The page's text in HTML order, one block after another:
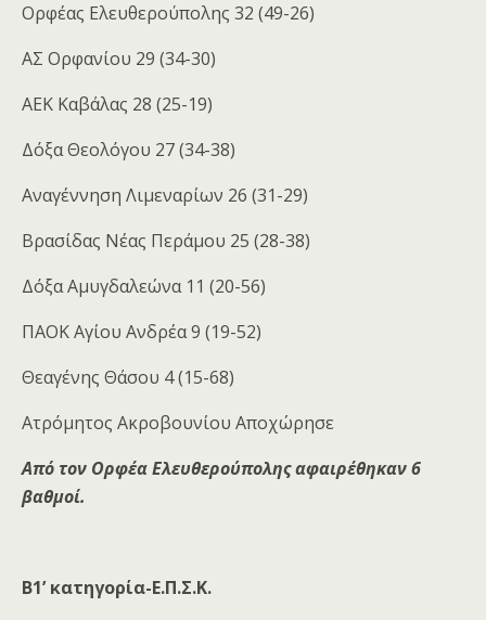
Ορφέας Ελευθερούπολης 32 (49-26)
ΑΣ Ορφανίου 29 (34-30)
ΑΕΚ Καβάλας 28 (25-19)
Δόξα Θεολόγου 27 (34-38)
Αναγέννηση Λιμεναρίων 26 (31-29)
Βρασίδας Νέας Περάμου 25 (28-38)
Δόξα Αμυγδαλεώνα 11 (20-56)
ΠΑΟΚ Αγίου Ανδρέα 9 (19-52)
Θεαγένης Θάσου 4 (15-68)
Ατρόμητος Ακροβουνίου Αποχώρησε
Από τον Ορφέα Ελευθερούπολης αφαιρέθηκαν 6
βαθμοί.
Β1’ κατηγορία-Ε.Π.Σ.Κ.